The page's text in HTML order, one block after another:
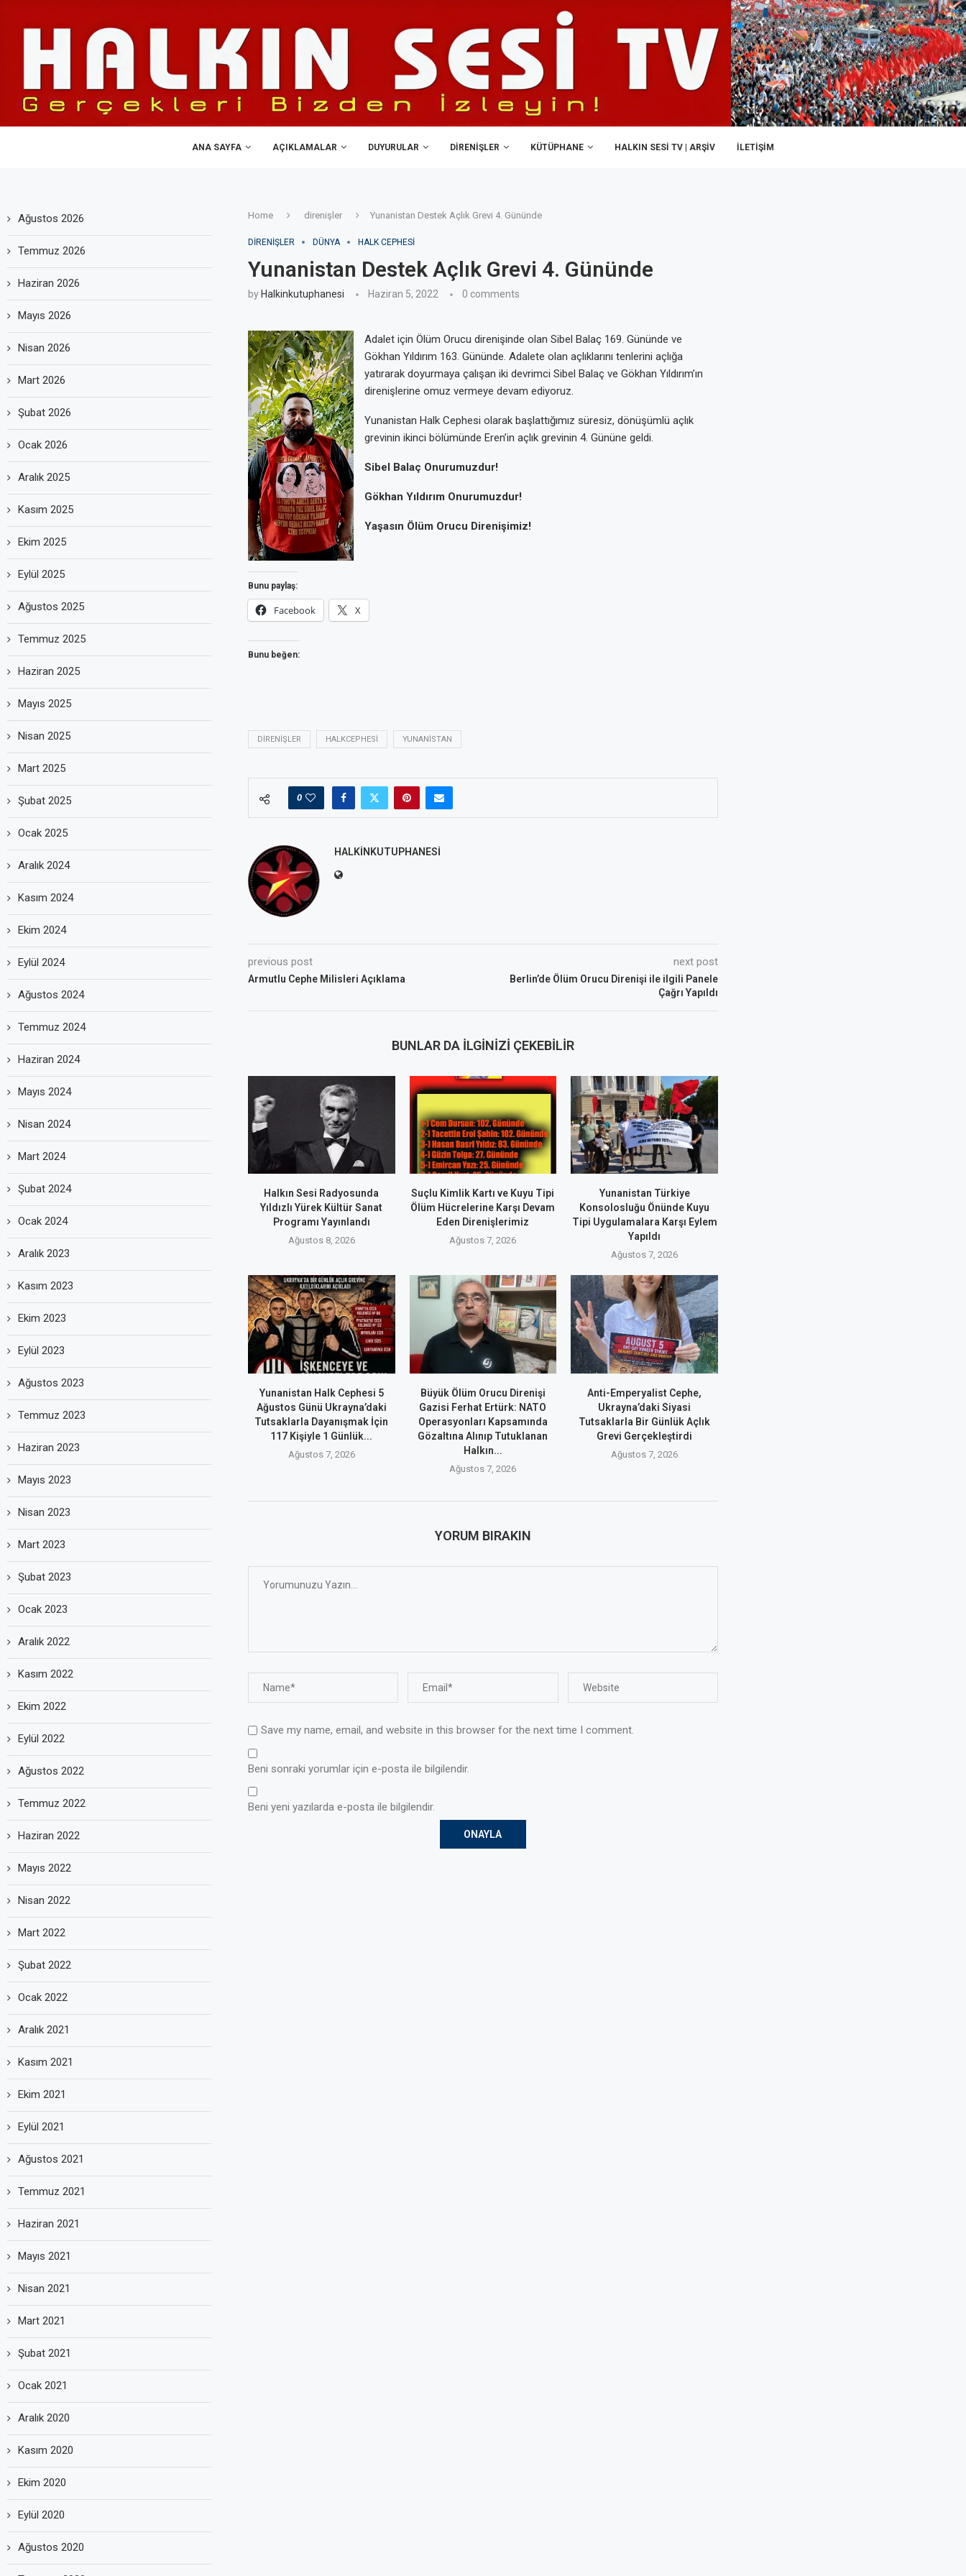
ANA SAYFA AÇIKLAMALAR DUYURULAR DIRENIŞLER KÜTÜPHANE HALKIN SESI TV | ARŞİV İLETIŞIM
Home direnişler Yunanistan Destek Açlık Grevi 4. Gününde
DIRENIŞLER DÜNYA HALK CEPHESI
Yunanistan Destek Açlık Grevi 4. Gününde
byHalkinkutuphanesi Haziran 5, 2022 0 comments
Adalet için Ölüm Orucu direnişinde olan Sibel Balaç 169. Gününde ve
Gökhan Yıldırım 163. Gününde. Adalete olan açlıklarını tenlerini açlığa
yatırarak doyurmaya çalışan iki devrimci Sibel Balaç ve Gökhan Yıldırım’ın
direnişlerine omuz vermeye devam ediyoruz.
Yunanistan Halk Cephesi olarak başlattığımız süresiz, dönüşümlü açlık
grevinin ikinci bölümünde Eren’in açlık grevinin 4. Gününe geldi.
Sibel Balaç Onurumuzdur!
Gökhan Yıldırım Onurumuzdur!
Yaşasın Ölüm Orucu Direnişimiz!
Bunu paylaş:
Facebook X
Bunu beğen:
DIRENIŞLER HALKCEPHESI YUNANISTAN
0
HALKINKUTUPHANESI
previous post
Armutlu Cephe Milisleri Açıklama
next post
Berlin’de Ölüm Orucu Direnişi ile ilgili Panele
Çağrı Yapıldı
BUNLAR DA İLGINIZI ÇEKEBILIR
Halkın Sesi Radyosunda
Yıldızlı Yürek Kültür Sanat
Programı Yayınlandı
Ağustos 8, 2026
Suçlu Kimlik Kartı ve Kuyu Tipi
Ölüm Hücrelerine Karşı Devam
Eden Direnişlerimiz
Ağustos 7, 2026
Yunanistan Türkiye
Konsolosluğu Önünde Kuyu
Tipi Uygulamalara Karşı Eylem
Yapıldı
Ağustos 7, 2026
Yunanistan Halk Cephesi 5
Ağustos Günü Ukrayna’daki
Tutsaklarla Dayanışmak İçin
117 Kişiyle 1 Günlük...
Ağustos 7, 2026
Büyük Ölüm Orucu Direnişi
Gazisi Ferhat Ertürk: NATO
Operasyonları Kapsamında
Gözaltına Alınıp Tutuklanan
Halkın...
Ağustos 7, 2026
Anti-Emperyalist Cephe,
Ukrayna’daki Siyasi
Tutsaklarla Bir Günlük Açlık
Grevi Gerçekleştirdi
Ağustos 7, 2026
YORUM BIRAKIN
Save my name, email, and website in this browser for the next time I comment.
Beni sonraki yorumlar için e-posta ile bilgilendir.
Beni yeni yazılarda e-posta ile bilgilendir.
Ağustos 2026
Temmuz 2026
Haziran 2026
Mayıs 2026
Nisan 2026
Mart 2026
Şubat 2026
Ocak 2026
Aralık 2025
Kasım 2025
Ekim 2025
Eylül 2025
Ağustos 2025
Temmuz 2025
Haziran 2025
Mayıs 2025
Nisan 2025
Mart 2025
Şubat 2025
Ocak 2025
Aralık 2024
Kasım 2024
Ekim 2024
Eylül 2024
Ağustos 2024
Temmuz 2024
Haziran 2024
Mayıs 2024
Nisan 2024
Mart 2024
Şubat 2024
Ocak 2024
Aralık 2023
Kasım 2023
Ekim 2023
Eylül 2023
Ağustos 2023
Temmuz 2023
Haziran 2023
Mayıs 2023
Nisan 2023
Mart 2023
Şubat 2023
Ocak 2023
Aralık 2022
Kasım 2022
Ekim 2022
Eylül 2022
Ağustos 2022
Temmuz 2022
Haziran 2022
Mayıs 2022
Nisan 2022
Mart 2022
Şubat 2022
Ocak 2022
Aralık 2021
Kasım 2021
Ekim 2021
Eylül 2021
Ağustos 2021
Temmuz 2021
Haziran 2021
Mayıs 2021
Nisan 2021
Mart 2021
Şubat 2021
Ocak 2021
Aralık 2020
Kasım 2020
Ekim 2020
Eylül 2020
Ağustos 2020